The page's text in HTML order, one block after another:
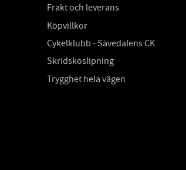
Frakt och leverans
Köpvillkor
Cykelklubb - Sävedalens CK
Skridskoslipning
Trygghet hela vägen